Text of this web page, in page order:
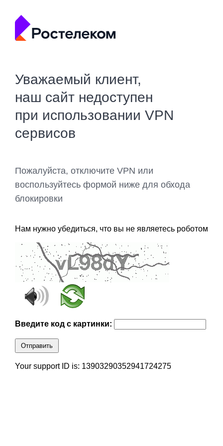
Уважаемый клиент,
наш сайт недоступен
при использовании VPN
сервисов
Пожалуйста, отключите VPN или
воспользуйтесь формой ниже для обхода
блокировки
Нам нужно убедиться, что вы не являетесь роботом
Введите код с картинки:
Отправить
Your support ID is: 13903290352941724275